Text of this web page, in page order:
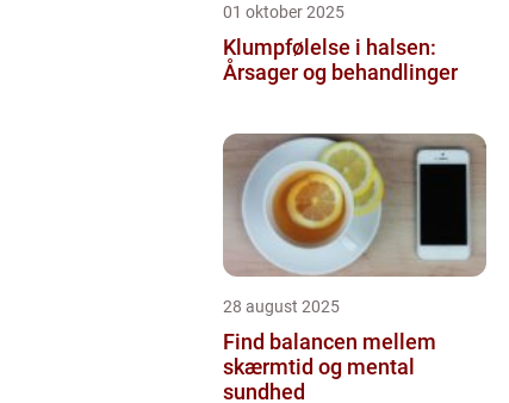
01 oktober 2025
Klumpfølelse i halsen:
Årsager og behandlinger
28 august 2025
Find balancen mellem
skærmtid og mental
sundhed